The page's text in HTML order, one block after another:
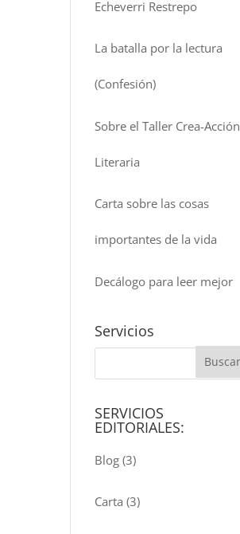
Echeverri Restrepo
La batalla por la lectura
(Confesión)
Sobre el Taller Crea-Acción
Literaria
Carta sobre las cosas
importantes de la vida
Decálogo para leer mejor
Servicios
SERVICIOS
EDITORIALES:
Blog (3)
Carta (3)